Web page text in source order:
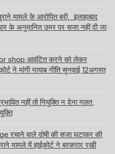
मामले के आरोपित बरी, इलाहाबाद
के अनुमानित उम्र पर सजा नहीं दी जा
shop आवंटित करने को लेकर
ने मांगी नायाब नीति सुनवाई 12अगस्त
नहीं तो नियुक्ति न देना गलत,
रचाने वाले दोषी की सजा घटाकर की
मामले में हाईकोर्ट ने बरकरार रखी